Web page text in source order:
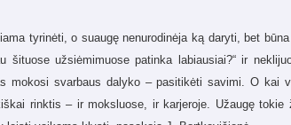
tyrinėti, o suaugę nenurodinėja ką daryti, bet
šituose užsiėmimuose patinka labiausiai?“ ir
mokosi svarbaus dalyko – pasitikėti savimi. O
rinktis – ir moksluose, ir karjeroje. Užaugę